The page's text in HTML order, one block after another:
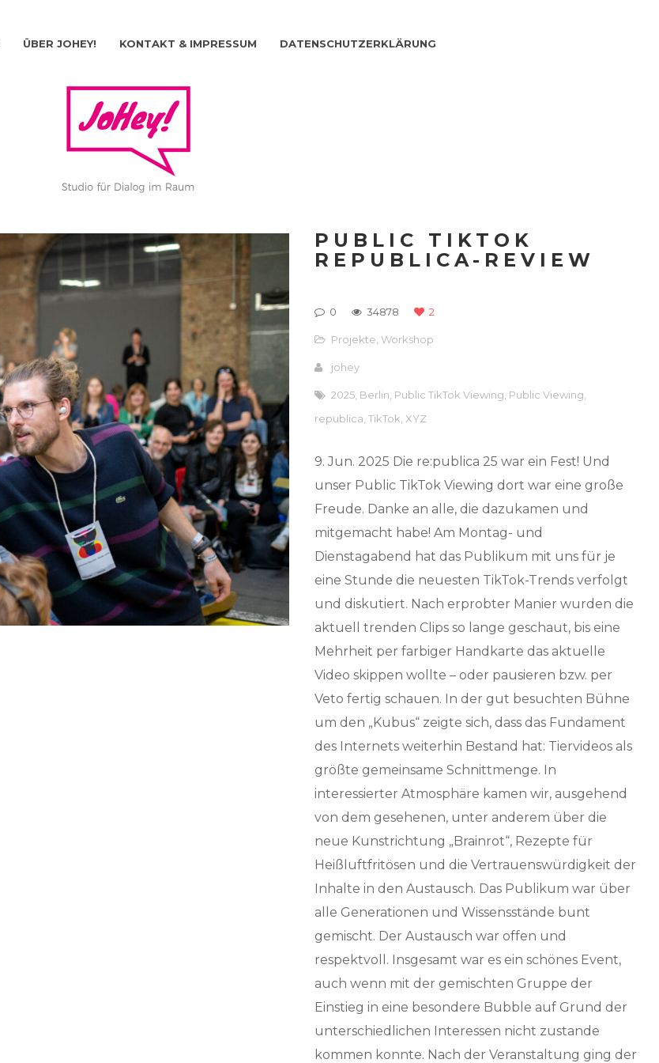
ÜBER JOHEY! KONTAKT & IMPRESSUM DATENSCHUTZERKLÄRUNG
PUBLIC TIKTOK
REPUBLICA-REVIEW
0 34878 2
Projekte ,Workshop
johey
2025 Berlin Public TikTok Viewing Public Viewing
republica ,TikTok XYZ
9. Jun. 2025 Die re:publica 25 war ein Fest! Und
unser Public TikTok Viewing dort war eine große
Freude. Danke an alle, die dazukamen und
mitgemacht habe! Am Montag- und
Dienstagabend hat das Publikum mit uns für je
eine Stunde die neuesten TikTok-Trends verfolgt
und diskutiert. Nach erprobter Manier wurden die
aktuell trenden Clips so lange geschaut, bis eine
Mehrheit per farbiger Handkarte das aktuelle
Video skippen wollte – oder pausieren bzw. per
Veto fertig schauen. In der gut besuchten Bühne
um den „Kubus“ zeigte sich, dass das Fundament
des Internets weiterhin Bestand hat: Tiervideos als
größte gemeinsame Schnittmenge. In
interessierter Atmosphäre kamen wir, ausgehend
von dem gesehenen, unter anderem über die
neue Kunstrichtung „Brainrot“, Rezepte für
Heißluftfritösen und die Vertrauenswürdigkeit der
Inhalte in den Austausch. Das Publikum war über
alle Generationen und Wissensstände bunt
gemischt. Der Austausch war offen und
respektvoll. Insgesamt war es ein schönes Event,
auch wenn mit der gemischten Gruppe der
Einstieg in eine besondere Bubble auf Grund der
unterschiedlichen Interessen nicht zustande
kommen konnte. Nach der Veranstaltung ging der